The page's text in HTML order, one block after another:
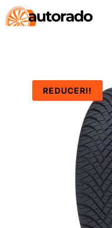
REDUCERI!